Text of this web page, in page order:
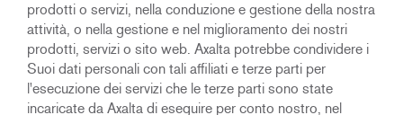
prodotti o servizi, nella conduzione e gestione della nostra
attività, o nella gestione e nel miglioramento dei nostri
prodotti, servizi o sito web. Axalta potrebbe condividere i
Suoi dati personali con tali affiliati e terze parti per
l'esecuzione dei servizi che le terze parti sono state
incaricate da Axalta di eseguire per conto nostro, nel